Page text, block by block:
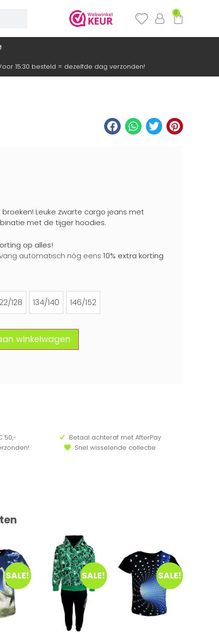
0
15:30 besteld = dezelfde dag verzonden!
Leuke zwarte cargo jeans met
met de tijger hoodies.
op alles!
automatisch nóg eens 10% extra korting
128
122/128
134/140
134/140
146/152
146/152
winkelwagen
50,-
Betaal achteraf met AfterPay
Snel wisselende collectie
SALE! SALE! SALE!